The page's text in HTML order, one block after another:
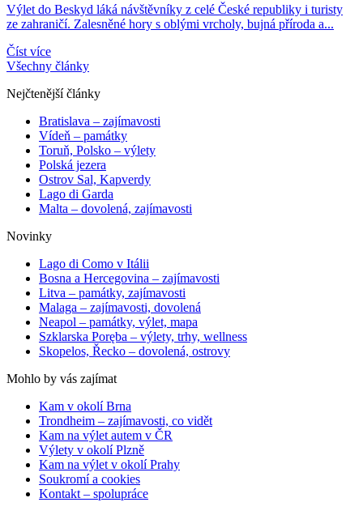
Výlet do Beskyd láká návštěvníky z celé České republiky i turisty
ze zahraničí. Zalesněné hory s oblými vrcholy, bujná příroda a...
Číst více
Všechny články
Nejčtenější články
Bratislava – zajímavosti
Vídeň – památky
Toruň, Polsko – výlety
Polská jezera
Ostrov Sal, Kapverdy
Lago di Garda
Malta – dovolená, zajímavosti
Novinky
Lago di Como v Itálii
Bosna a Hercegovina – zajímavosti
Litva – památky, zajímavosti
Malaga – zajímavosti, dovolená
Neapol – památky, výlet, mapa
Szklarska Poręba – výlety, trhy, wellness
Skopelos, Řecko – dovolená, ostrovy
Mohlo by vás zajímat
Kam v okolí Brna
Trondheim – zajímavosti, co vidět
Kam na výlet autem v ČR
Výlety v okolí Plzně
Kam na výlet v okolí Prahy
Soukromí a cookies
Kontakt – spolupráce